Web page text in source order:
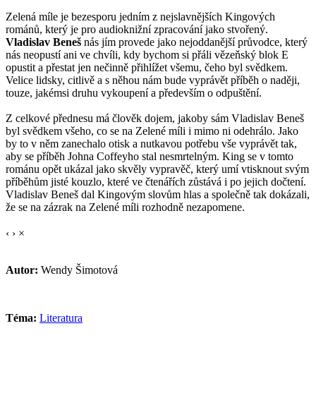
Zelená míle je bezesporu jedním z nejslavnějších Kingových
románů, který je pro audioknižní zpracování jako stvořený.
Vladislav Beneš nás jím provede jako nejoddanější průvodce, který
nás neopustí ani ve chvíli, kdy bychom si přáli vězeňský blok E
opustit a přestat jen nečinně přihlížet všemu, čeho byl svědkem.
Velice lidsky, citlivě a s něhou nám bude vyprávět příběh o naději,
touze, jakémsi druhu vykoupení a především o odpuštění.
Z celkové přednesu má člověk dojem, jakoby sám Vladislav Beneš
byl svědkem všeho, co se na Zelené míli i mimo ni odehrálo. Jako
by to v něm zanechalo otisk a nutkavou potřebu vše vyprávět tak,
aby se příběh Johna Coffeyho stal nesmrtelným. King se v tomto
románu opět ukázal jako skvěly vypravěč, který umí vtisknout svým
příběhům jisté kouzlo, které ve čtenářích zůstává i po jejich dočtení.
Vladislav Beneš dal Kingovým slovům hlas a společně tak dokázali,
že se na zázrak na Zelené míli rozhodně nezapomene.
‹ › ×
Autor: Wendy Šimotová
Téma: Literatura